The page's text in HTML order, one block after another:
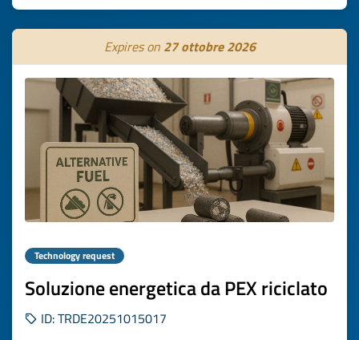
Expires on 27 ottobre 2026
Technology request
Soluzione energetica da PEX riciclato
ID: TRDE20251015017